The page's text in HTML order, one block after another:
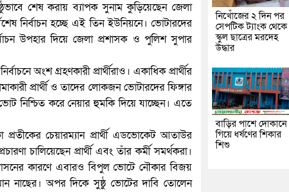
শেষ করায় ব্যাপক সুনাম কুড়িয়েছেন জেলা
নির্বাচন হচ্ছে এই তিন ইউনিয়নে। ভোটারদের
উপহার দিয়ে জেলা প্রশাসক ও পুলিশ সুপার
অংশ গ্রহণকারী প্রার্থীরাও। একাধিক প্রার্থীর
প্রার্থী ও তাদের লোকজন ভোটারদের ফিঙ্গার
নিশ্চিত করে নেয়ার হুমকি দিয়ে যাচ্ছেন। এতে
চেয়ারম্যান প্রার্থী এডভোকেট আতাউর
চালিয়েছেন প্রার্থী এবং তাঁর কর্মী সমর্থকরা।
কারণে এবারও বিপুল ভোটে নৌকার বিজয়
নাছের। অপর দিকে সুষ্ঠু ভোটের দাবি তোলেন
নিখোঁজের ২ দিন পর
সেপটিক ট্যাংক থেকে
স্কুল ছাত্রের মরদেহ
উদ্ধার
বাড়ির পাশে দোকানে
গিয়ে ধর্ষণের শিকার
শিশু